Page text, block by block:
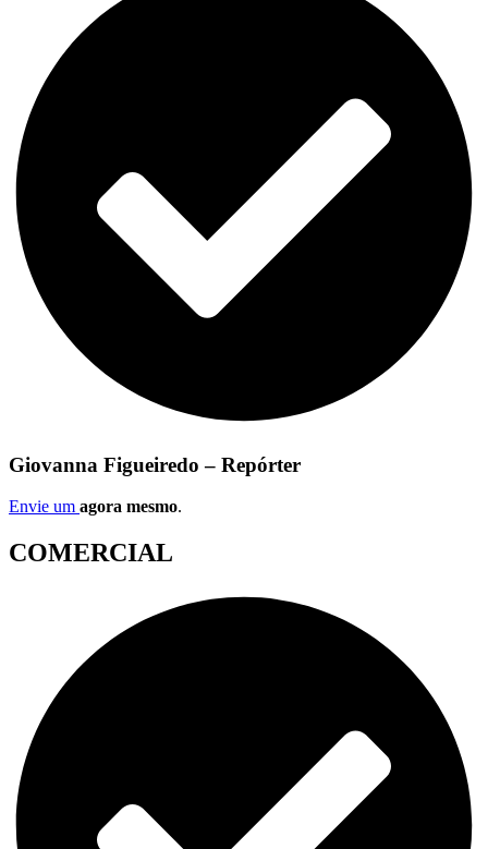
Giovanna Figueiredo – Repórter
Envie um agora mesmo.
COMERCIAL